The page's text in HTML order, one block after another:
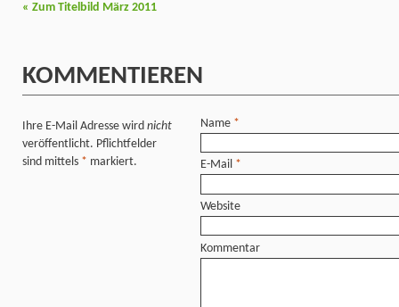
« Zum Titelbild März 2011
KOMMENTIEREN
Ihre E-Mail Adresse wird nicht
veröffentlicht. Pflichtfelder
sind mittels * markiert.
Name *
E-Mail *
Website
Kommentar